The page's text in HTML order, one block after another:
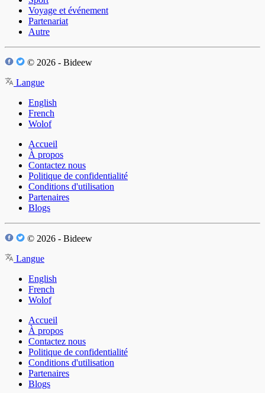
Voyage et événement
Partenariat
Autre
© 2026 - Bideew
Langue
English
French
Wolof
Accueil
À propos
Contactez nous
Politique de confidentialité
Conditions d'utilisation
Partenaires
Blogs
© 2026 - Bideew
Langue
English
French
Wolof
Accueil
À propos
Contactez nous
Politique de confidentialité
Conditions d'utilisation
Partenaires
Blogs